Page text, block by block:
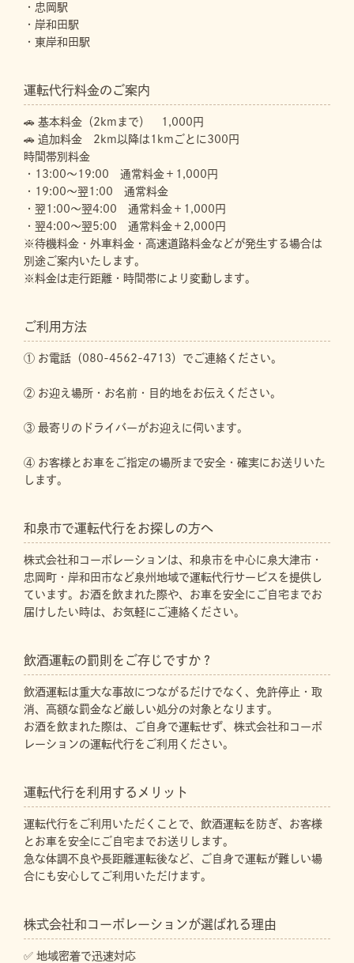
・忠岡駅
・岸和田駅
・東岸和田駅
運転代行料金のご案内
🚗 基本料金（2kmまで） 1,000円
🚗 追加料金 2km以降は1kmごとに300円
時間帯別料金
・13:00～19:00 通常料金＋1,000円
・19:00～翌1:00 通常料金
・翌1:00～翌4:00 通常料金＋1,000円
・翌4:00～翌5:00 通常料金＋2,000円
※待機料金・外車料金・高速道路料金などが発生する場合は
別途ご案内いたします。
※料金は走行距離・時間帯により変動します。
ご利用方法
① お電話（080-4562-4713）でご連絡ください。
② お迎え場所・お名前・目的地をお伝えください。
③ 最寄りのドライバーがお迎えに伺います。
④ お客様とお車をご指定の場所まで安全・確実にお送りいた
します。
和泉市で運転代行をお探しの方へ
株式会社和コーポレーションは、和泉市を中心に泉大津市・
忠岡町・岸和田市など泉州地域で運転代行サービスを提供し
ています。お酒を飲まれた際や、お車を安全にご自宅までお
届けしたい時は、お気軽にご連絡ください。
飲酒運転の罰則をご存じですか？
飲酒運転は重大な事故につながるだけでなく、免許停止・取
消、高額な罰金など厳しい処分の対象となります。
お酒を飲まれた際は、ご自身で運転せず、株式会社和コーポ
レーションの運転代行をご利用ください。
運転代行を利用するメリット
運転代行をご利用いただくことで、飲酒運転を防ぎ、お客様
とお車を安全にご自宅までお送りします。
急な体調不良や長距離運転後など、ご自身で運転が難しい場
合にも安心してご利用いただけます。
株式会社和コーポレーションが選ばれる理由
✅ 地域密着で迅速対応